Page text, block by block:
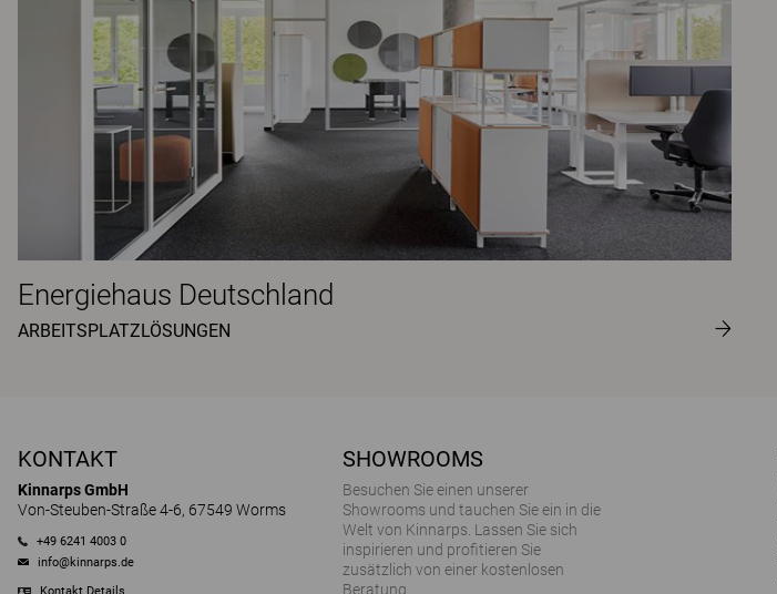
Energiehaus Deutschland
ARBEITSPLATZLÖSUNGEN
KONTAKT
Kinnarps GmbH
Von-Steuben-Straße 4-6, 67549 Worms
+49 6241 4003 0
info@kinnarps.de
SHOWROOMS
Besuchen Sie einen unserer
Showrooms und tauchen Sie ein in die
Welt von Kinnarps. Lassen Sie sich
inspirieren und profitieren Sie
zusätzlich von einer kostenlosen
Beratung.